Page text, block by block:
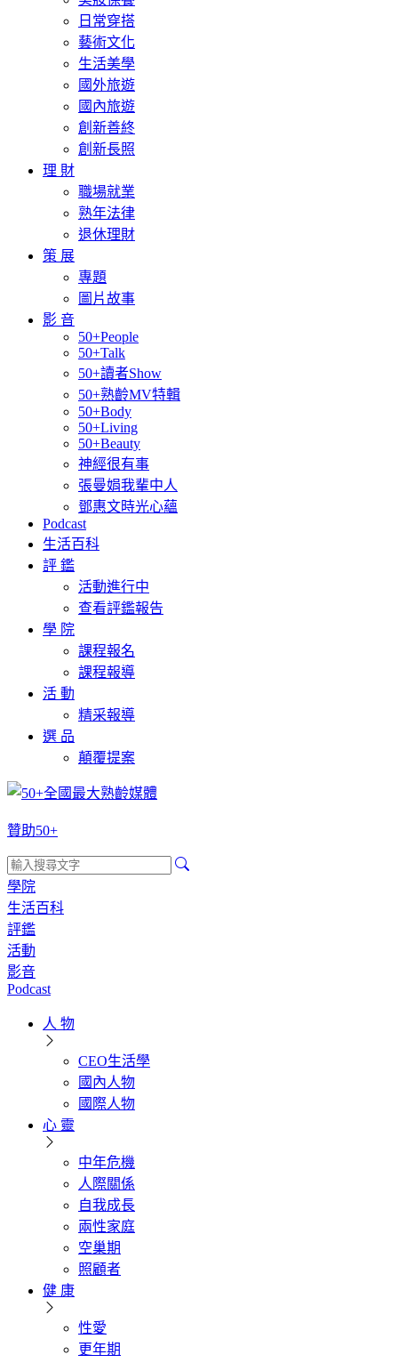
日常穿搭
藝術文化
生活美學
國外旅遊
國內旅遊
創新善終
創新長照
理 財
職場就業
熟年法律
退休理財
策 展
專題
圖片故事
影 音
50+People
50+Talk
50+讀者Show
50+熟齡MV特輯
50+Body
50+Living
50+Beauty
神經很有事
張曼娟我輩中人
鄧惠文時光心蘊
Podcast
生活百科
評 鑑
活動進行中
查看評鑑報告
學 院
課程報名
課程報導
活 動
精采報導
選 品
顛覆提案
贊助50+
學院
生活百科
評鑑
活動
影音
Podcast
人 物
CEO生活學
國內人物
國際人物
心 靈
中年危機
人際關係
自我成長
兩性家庭
空巢期
照顧者
健 康
性愛
更年期